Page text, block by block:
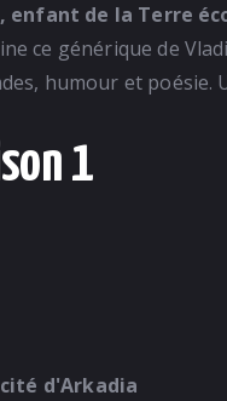
enfant de la Terre
ce générique de
humour et poésie.
1
cité d'Arkadia